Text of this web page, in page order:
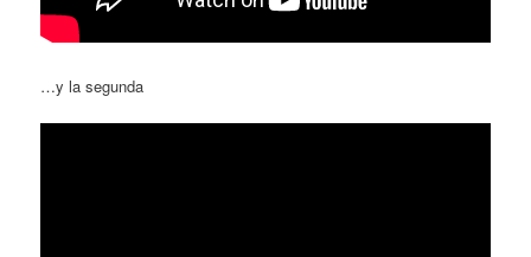
…y la segunda